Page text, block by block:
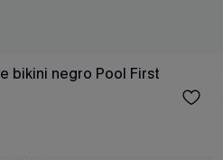
bikini negro Pool First